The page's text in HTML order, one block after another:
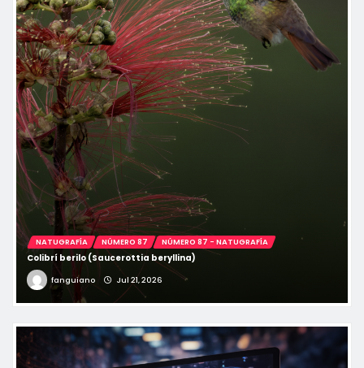
NATUGRAFÍA NÚMERO 87 NÚMERO 87 - NATUGRAFÍA
Colibrí berilo (Saucerottia beryllina)
fanguiano Jul 21, 2026